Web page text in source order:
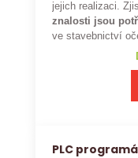
jejich realizaci.
znalosti jsou
ve stavebnictví
PLC